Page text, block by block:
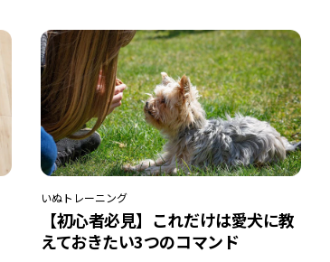
いぬトレーニング
【初心者必見】これだけは愛犬に教
えておきたい3つのコマンド